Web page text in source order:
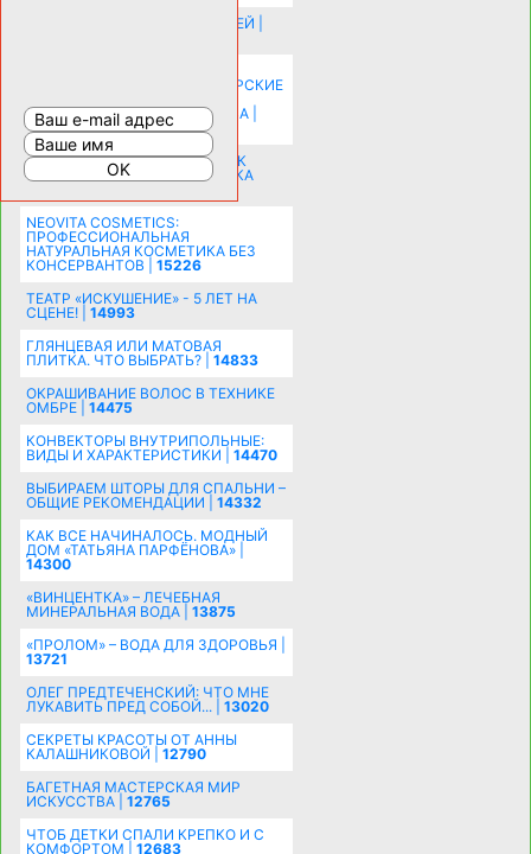
ИСТОРИЯ НАКЛАДНЫХ НОГТЕЙ |
КОМНАТУ: ХИТРЫЕ ДИЗАЙНЕРСКИЕ
РАСШИРЕНИЯ ПРОСТРАНСТВА |
16191
СОБИРАЕМСЯ НА ПРАЗДНИК К
МОЛОДОЖЕНАМ: ПОДГОТОВКА
NEOVITA COSMETICS:
ПРОФЕССИОНАЛЬНАЯ
НАТУРАЛЬНАЯ КОСМЕТИКА БЕЗ
КОНСЕРВАНТОВ | 15226
ТЕАТР «ИСКУШЕНИЕ» - 5 ЛЕТ НА
СЦЕНЕ! | 14993
ГЛЯНЦЕВАЯ ИЛИ МАТОВАЯ
ПЛИТКА. ЧТО ВЫБРАТЬ? | 14833
ОКРАШИВАНИЕ ВОЛОС В ТЕХНИКЕ
ОМБРЕ | 14475
КОНВЕКТОРЫ ВНУТРИПОЛЬНЫЕ:
ВИДЫ И ХАРАКТЕРИСТИКИ | 14470
ВЫБИРАЕМ ШТОРЫ ДЛЯ СПАЛЬНИ –
ОБЩИЕ РЕКОМЕНДАЦИИ | 14332
КАК ВСЕ НАЧИНАЛОСЬ. МОДНЫЙ
ДОМ «ТАТЬЯНА ПАРФЁНОВА» |
14300
«ВИНЦЕНТКА» – ЛЕЧЕБНАЯ
МИНЕРАЛЬНАЯ ВОДА | 13875
«ПРОЛОМ» – ВОДА ДЛЯ ЗДОРОВЬЯ |
13721
ОЛЕГ ПРЕДТЕЧЕНСКИЙ: ЧТО МНЕ
ЛУКАВИТЬ ПРЕД СОБОЙ... | 13020
СЕКРЕТЫ КРАСОТЫ ОТ АННЫ
КАЛАШНИКОВОЙ | 12790
БАГЕТНАЯ МАСТЕРСКАЯ МИР
ИСКУССТВА | 12765
ЧТОБ ДЕТКИ СПАЛИ КРЕПКО И С
КОМФОРТОМ | 12683